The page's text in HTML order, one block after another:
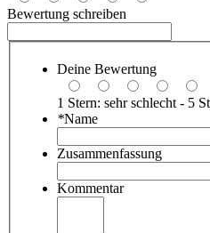
Bewertung schreiben
Deine Bewertung
1 Stern: sehr schlecht - 5
*Name
Zusammenfassung
Kommentar